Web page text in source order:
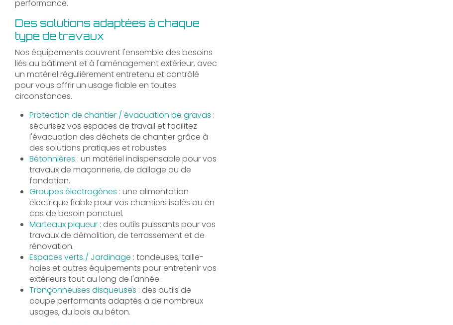
performance.
Des solutions adaptées à chaque
type de travaux
Nos équipements couvrent l'ensemble des besoins
liés au bâtiment et à l'aménagement extérieur, avec
un matériel régulièrement entretenu et contrôlé
pour vous offrir un usage fiable en toutes
circonstances.
Protection de chantier / évacuation de gravas :
sécurisez vos espaces de travail et facilitez
l'évacuation des déchets de chantier grâce à
des solutions pratiques et robustes.
Bétonnières : un matériel indispensable pour vos
travaux de maçonnerie, de dallage ou de
fondation.
Groupes électrogènes : une alimentation
électrique fiable pour vos chantiers isolés ou en
cas de besoin ponctuel.
Marteaux piqueur: des outils puissants pour vos
travaux de démolition, de terrassement et de
rénovation.
Espaces verts / Jardinage : tondeuses, taille-
haies et autres équipements pour entretenir vos
extérieurs tout au long de l'année.
Tronçonneuses disqueuses : des outils de
coupe performants adaptés à de nombreux
usages, du bois au béton.